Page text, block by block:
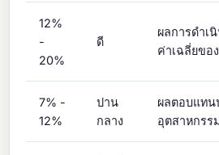
12%
-
20%
ดี
ผลการดำเ
ค่าเฉลี่ยขอ
7% -
12%
ปาน
กลาง
ผลตอบแทน
อุตสาหกรรม